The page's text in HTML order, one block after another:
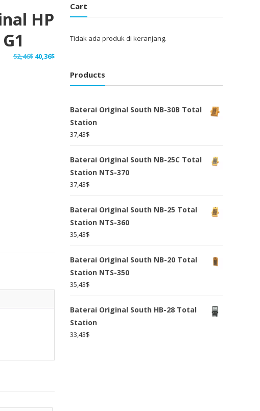
HP
52,46$ Harga
40,36$Harga
Cart
Tidak ada produk di keranjang.
Products
Baterai Original South NB-30B Total
Station
37,43$
Baterai Original South NB-25C Total
Station NTS-370
37,43$
Baterai Original South NB-25 Total
Station NTS-360
35,43$
Baterai Original South NB-20 Total
Station NTS-350
35,43$
Baterai Original South HB-28 Total
Station
33,43$